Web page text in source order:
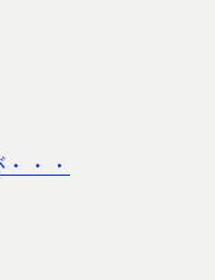
・・